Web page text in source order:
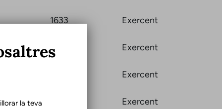
1633 Exercent
1639 Exercent
Exercent
Exercent
la teva